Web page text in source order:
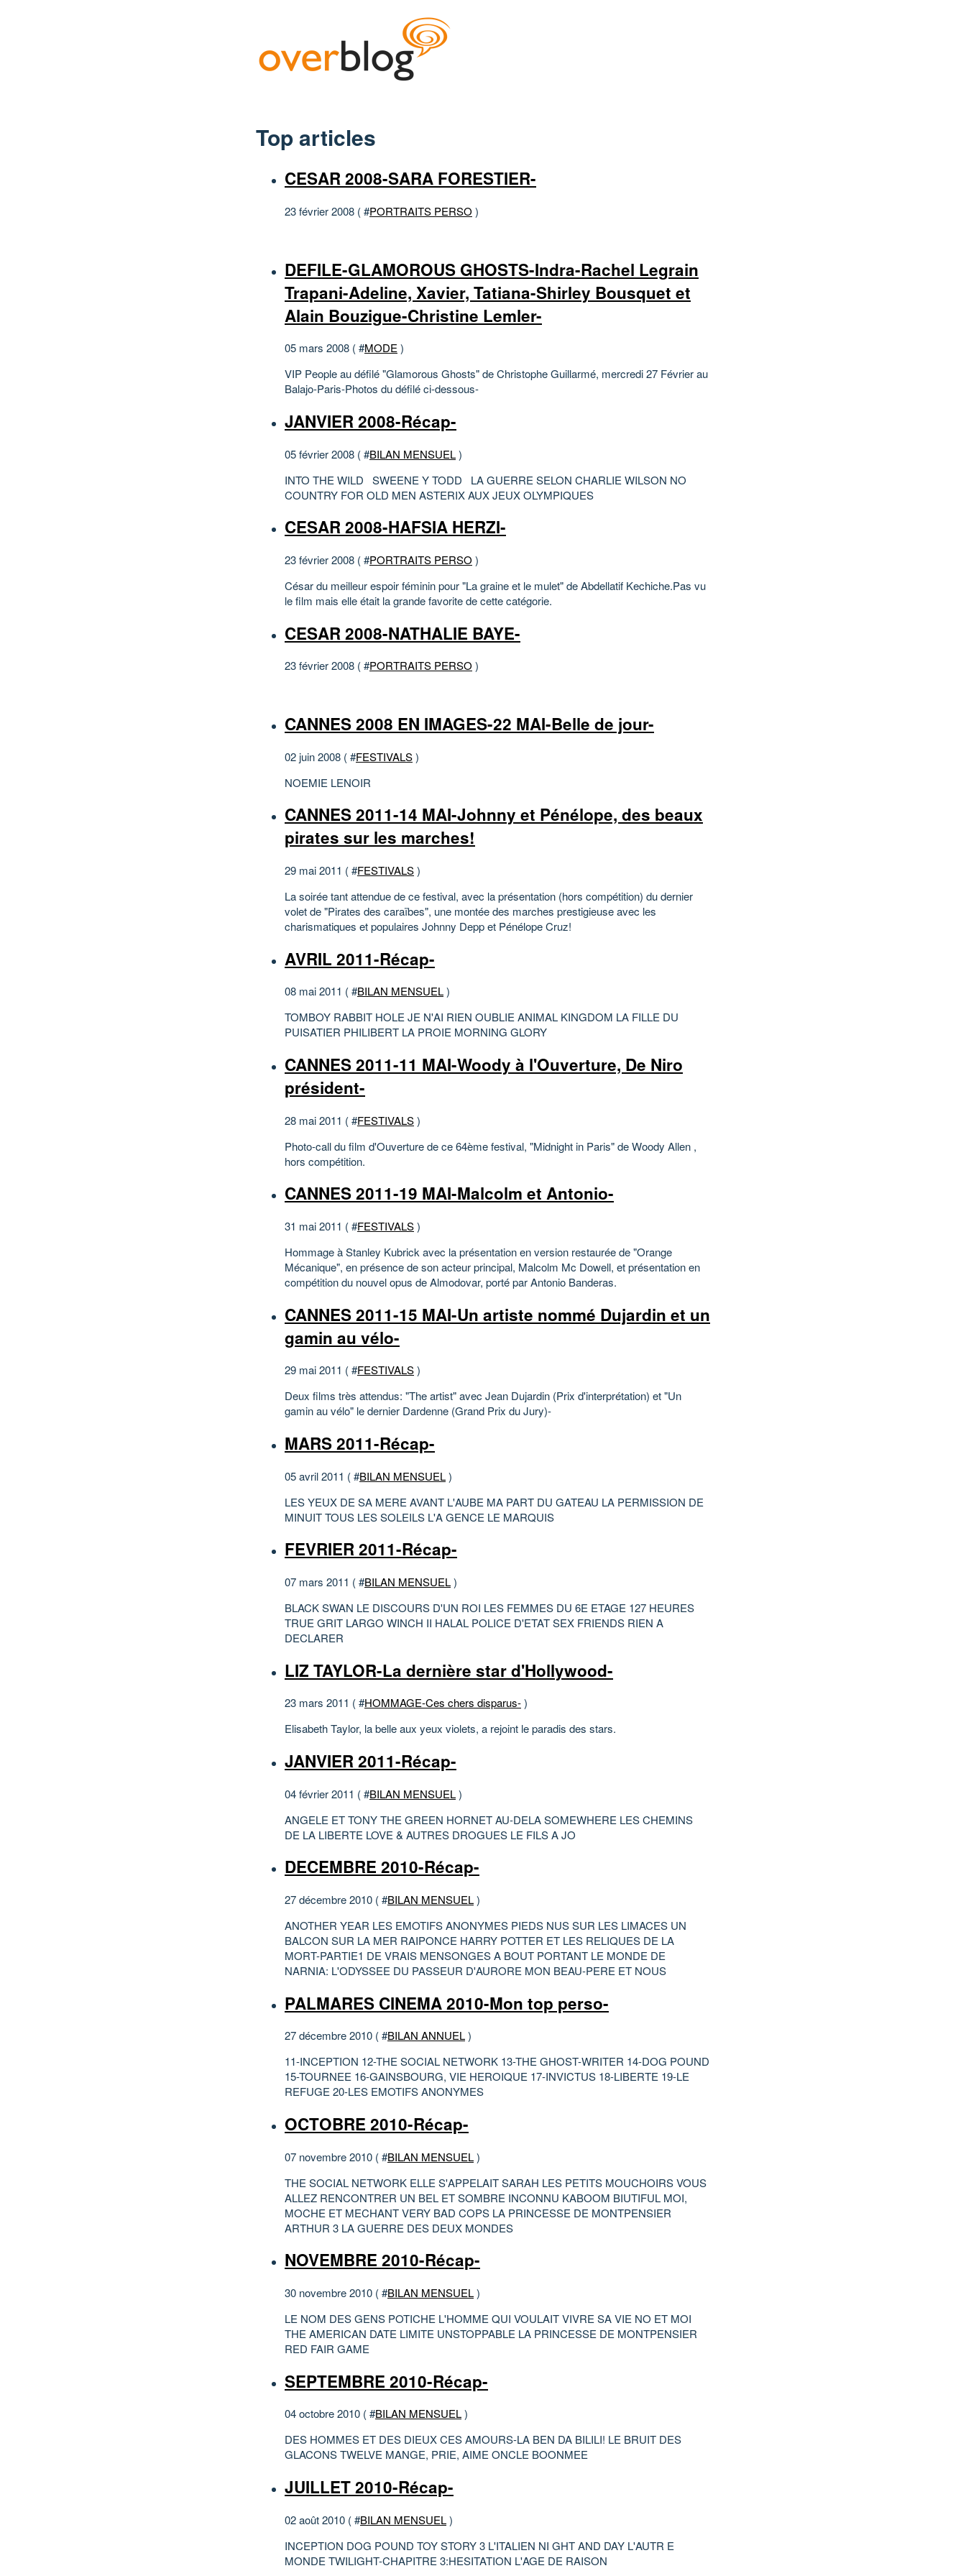
Top articles
CESAR 2008-SARA FORESTIER-
23 février 2008 ( #PORTRAITS PERSO )
DEFILE-GLAMOROUS GHOSTS-Indra-Rachel Legrain
Trapani-Adeline, Xavier, Tatiana-Shirley Bousquet et
Alain Bouzigue-Christine Lemler-
05 mars 2008 ( #MODE)
VIP People au défilé "Glamorous Ghosts" de Christophe Guillarmé, mercredi 27 Février au
Balajo-Paris-Photos du défilé ci-dessous-
JANVIER 2008-Récap-
05 février 2008 ( #BILAN MENSUEL)
INTO THE WILD SWEENE Y TODD LA GUERRE SELON CHARLIE WILSON NO
COUNTRY FOR OLD MEN ASTERIX AUX JEUX OLYMPIQUES
CESAR 2008-HAFSIA HERZI-
23 février 2008 ( #PORTRAITS PERSO )
César du meilleur espoir féminin pour "La graine et le mulet" de Abdellatif Kechiche.Pas vu
le film mais elle était la grande favorite de cette catégorie.
CESAR 2008-NATHALIE BAYE-
23 février 2008 ( #PORTRAITS PERSO )
CANNES 2008 EN IMAGES-22 MAI-Belle de jour-
02 juin 2008 ( #FESTIVALS)
NOEMIE LENOIR
CANNES 2011-14 MAI-Johnny et Pénélope, des beaux
pirates sur les marches!
29 mai 2011 ( #FESTIVALS)
La soirée tant attendue de ce festival, avec la présentation (hors compétition) du dernier
volet de "Pirates des caraïbes", une montée des marches prestigieuse avec les
charismatiques et populaires Johnny Depp et Pénélope Cruz!
AVRIL 2011-Récap-
08 mai 2011 ( #BILAN MENSUEL)
TOMBOY RABBIT HOLE JE N'AI RIEN OUBLIE ANIMAL KINGDOM LA FILLE DU
PUISATIER PHILIBERT LA PROIE MORNING GLORY
CANNES 2011-11 MAI-Woody à l'Ouverture, De Niro
président-
28 mai 2011 ( #FESTIVALS)
Photo-call du film d'Ouverture de ce 64ème festival, "Midnight in Paris" de Woody Allen ,
hors compétition.
CANNES 2011-19 MAI-Malcolm et Antonio-
31 mai 2011 ( #FESTIVALS)
Hommage à Stanley Kubrick avec la présentation en version restaurée de "Orange
Mécanique", en présence de son acteur principal, Malcolm Mc Dowell, et présentation en
compétition du nouvel opus de Almodovar, porté par Antonio Banderas.
CANNES 2011-15 MAI-Un artiste nommé Dujardin et un
gamin au vélo-
29 mai 2011 ( #FESTIVALS)
Deux films très attendus: "The artist" avec Jean Dujardin (Prix d'interprétation) et "Un
gamin au vélo" le dernier Dardenne (Grand Prix du Jury)-
MARS 2011-Récap-
05 avril 2011 ( #BILAN MENSUEL)
LES YEUX DE SA MERE AVANT L'AUBE MA PART DU GATEAU LA PERMISSION DE
MINUIT TOUS LES SOLEILS L'A GENCE LE MARQUIS
FEVRIER 2011-Récap-
07 mars 2011 ( #BILAN MENSUEL)
BLACK SWAN LE DISCOURS D'UN ROI LES FEMMES DU 6E ETAGE 127 HEURES
TRUE GRIT LARGO WINCH II HALAL POLICE D'ETAT SEX FRIENDS RIEN A
DECLARER
LIZ TAYLOR-La dernière star d'Hollywood-
23 mars 2011 ( #HOMMAGE-Ces chers disparus-)
Elisabeth Taylor, la belle aux yeux violets, a rejoint le paradis des stars.
JANVIER 2011-Récap-
04 février 2011 ( #BILAN MENSUEL)
ANGELE ET TONY THE GREEN HORNET AU-DELA SOMEWHERE LES CHEMINS
DE LA LIBERTE LOVE & AUTRES DROGUES LE FILS A JO
DECEMBRE 2010-Récap-
27 décembre 2010 ( #BILAN MENSUEL)
ANOTHER YEAR LES EMOTIFS ANONYMES PIEDS NUS SUR LES LIMACES UN
BALCON SUR LA MER RAIPONCE HARRY POTTER ET LES RELIQUES DE LA
MORT-PARTIE1 DE VRAIS MENSONGES A BOUT PORTANT LE MONDE DE
NARNIA: L'ODYSSEE DU PASSEUR D'AURORE MON BEAU-PERE ET NOUS
PALMARES CINEMA 2010-Mon top perso-
27 décembre 2010 ( #BILAN ANNUEL)
11-INCEPTION 12-THE SOCIAL NETWORK 13-THE GHOST-WRITER 14-DOG POUND
15-TOURNEE 16-GAINSBOURG, VIE HEROIQUE 17-INVICTUS 18-LIBERTE 19-LE
REFUGE 20-LES EMOTIFS ANONYMES
OCTOBRE 2010-Récap-
07 novembre 2010 ( #BILAN MENSUEL)
THE SOCIAL NETWORK ELLE S'APPELAIT SARAH LES PETITS MOUCHOIRS VOUS
ALLEZ RENCONTRER UN BEL ET SOMBRE INCONNU KABOOM BIUTIFUL MOI,
MOCHE ET MECHANT VERY BAD COPS LA PRINCESSE DE MONTPENSIER
ARTHUR 3 LA GUERRE DES DEUX MONDES
NOVEMBRE 2010-Récap-
30 novembre 2010 ( #BILAN MENSUEL)
LE NOM DES GENS POTICHE L'HOMME QUI VOULAIT VIVRE SA VIE NO ET MOI
THE AMERICAN DATE LIMITE UNSTOPPABLE LA PRINCESSE DE MONTPENSIER
RED FAIR GAME
SEPTEMBRE 2010-Récap-
04 octobre 2010 ( #BILAN MENSUEL)
DES HOMMES ET DES DIEUX CES AMOURS-LA BEN DA BILILI! LE BRUIT DES
GLACONS TWELVE MANGE, PRIE, AIME ONCLE BOONMEE
JUILLET 2010-Récap-
02 août 2010 ( #BILAN MENSUEL)
INCEPTION DOG POUND TOY STORY 3 L'ITALIEN NI GHT AND DAY L'AUTR E
MONDE TWILIGHT-CHAPITRE 3:HESITATION L'AGE DE RAISON